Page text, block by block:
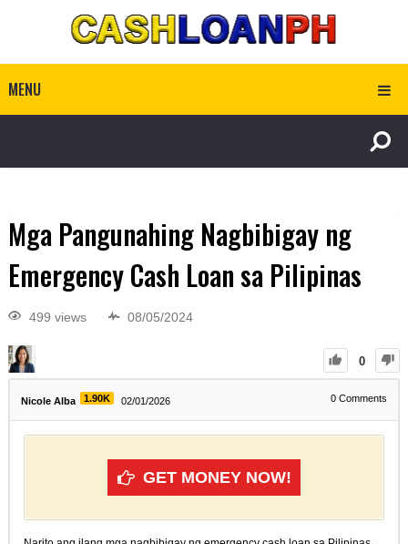
MENU
Mga Pangunahing Nagbibigay ng
Emergency Cash Loan sa Pilipinas
499 views 08/05/2024
0
Nicole Alba 1.90K 02/01/2026 0 Comments
GET MONEY NOW!